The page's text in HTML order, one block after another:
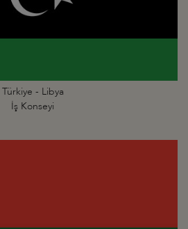
Türkiye - Libya
İş Konseyi